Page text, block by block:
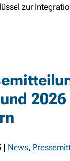
zur
| News,